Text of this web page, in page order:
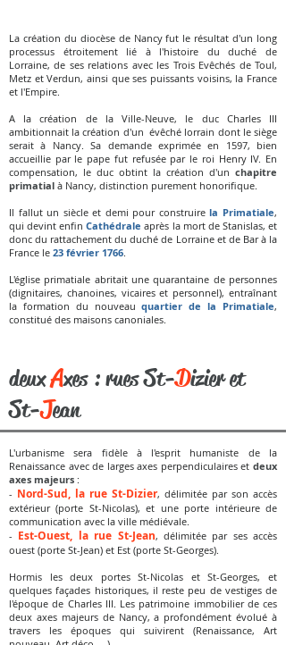
La création du diocèse de Nancy fut le résultat d'un long
processus étroitement lié à l'histoire du duché de
Lorraine, de ses relations avec les Trois Evêchés de Toul,
Metz et Verdun, ainsi que ses puissants voisins, la France
et l'Empire.
A la création de la Ville-Neuve, le duc Charles III
ambitionnait la création d'un évêché lorrain dont le siège
serait à Nancy. Sa demande exprimée en 1597, bien
accueillie par le pape fut refusée par le roi Henry IV. En
compensation, le duc obtint la création d'un chapitre
primatial à Nancy, distinction purement honorifique.
Il fallut un siècle et demi pour construirela Primatiale,
qui devint enfinCathédraleaprès la mort de Stanislas, et
donc du rattachement du duché de Lorraine et de Bar à la
France le 23 février 1766.
L'église primatiale abritait une quarantaine de personnes
(dignitaires, chanoines, vicaires et personnel), entraînant
la formation du nouveauquartier de la Primatiale,
constitué des maisons canoniales.
deuxAxes : ruesSt-Dizier et
St-Jean
L'urbanisme sera fidèle à l'esprit humaniste de la
Renaissance avec de larges axes perpendiculaires et deux
axes majeurs :
- Nord-Sud, la rue St-Dizier, délimitée par son accès
extérieur (porte St-Nicolas), et une porte intérieure de
communication avec la ville médiévale.
- Est-Ouest, la rue St-Jean, délimitée par ses accès
ouest (porte St-Jean) et Est (porte St-Georges).
Hormis les deux portes St-Nicolas et St-Georges, et
quelques façades historiques, il reste peu de vestiges de
l'époque de Charles III. Les patrimoine immobilier de ces
deux axes majeurs de Nancy, a profondément évolué à
travers les époques qui suivirent (Renaissance, Art